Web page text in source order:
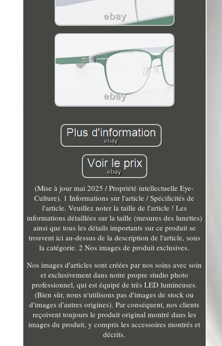
(Mise à jour mai 2025 / Propriété intellectuelle Eye-
Culture). 1 Informations sur l'article / Spécificités de
l'article. Veuillez noter la taille de l'article ! Les
informations détaillées sur la taille (mesures des lunettes)
ainsi que tous les détails importants sur ce produit se
trouvent ici au-dessus de la description de l'article, sous
la catégorie. 2 Nos images de produit exclusives.
Nos images d'articles sont créées par nos soins avec soin
et exclusivement dans notre propre studio photo
professionnel, qui est équipé de très LED lumineuses.
(Bien sûr, nous n'utilisons pas d'images de stock ou
d'images d'autres origines). Par conséquent, nos clients
reçoivent toujours le produit original montré dans les
images du produit, y compris les accessoires montrés et
décrits.